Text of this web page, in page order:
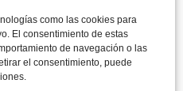
como las cookies para
El consentimiento de estas
de navegación o las
el consentimiento, puede